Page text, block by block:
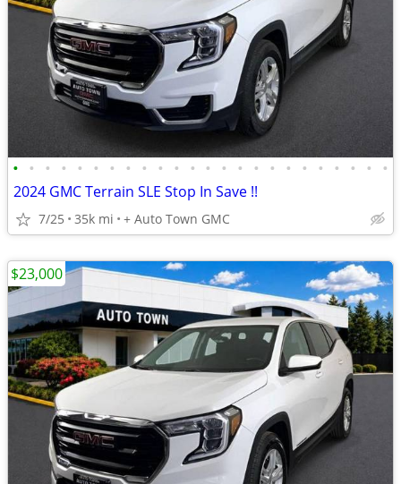
• • • • • • • • • • • • • • • • • • • • • • • •
2024 GMC Terrain SLE Stop In Save !!
7/25 35k mi + Auto Town GMC
$23,000